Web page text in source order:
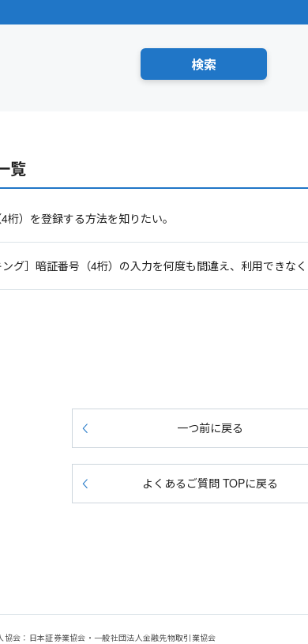
覧
桁）を登録する方法を知りたい。
グ］暗証番号（4桁）の入力を何度も間違え、利用できな
一つ前に戻る
よくあるご質問 TOPに戻る
会：日本証券業協会・一般社団法人金融先物取引業協会